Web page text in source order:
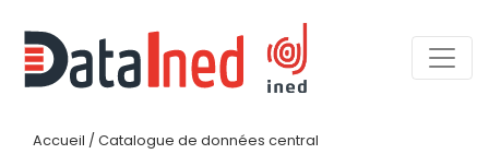
Accueil / Catalogue de données central